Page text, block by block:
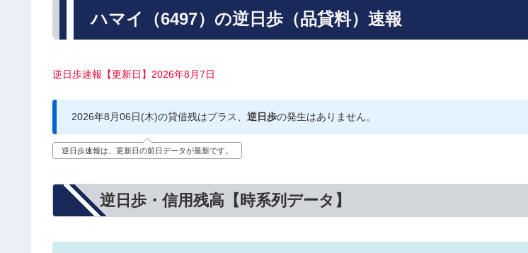
ハマイ（6497）の逆日歩（品貸料）速報
逆日歩速報【更新日】2026年8月7日
2026年8月06日(木)の貸借残はプラス、 逆日歩の発生はありません。
逆日歩速報は、更新日の前日データが最新です。
逆日歩・信用残高【時系列データ】